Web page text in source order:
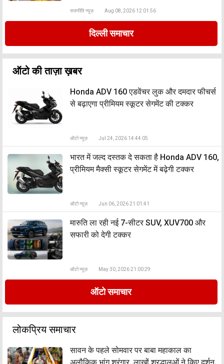
राजनीति न्यूज़ Aug 08, 2026 12:01:56
दिल्ली समाचार
ऑटो की ताज़ा ख़बर
Honda ADV 160 एडवेंचर लुक और दमदार फीचर्स
से बढ़ाएगा प्रीमियम स्कूटर सेगमेंट की टक्कर
ऑटो न्यूज़ Jul 24, 2026 14:44:05
भारत में जल्द दस्तक दे सकता है Honda ADV 160,
प्रीमियम मैक्सी स्कूटर सेगमेंट में बढ़ेगी टक्कर
ऑटो न्यूज़ Jun 06, 2026 21:01:41
मारुति ला रही नई 7-सीटर SUV, XUV700 और
सफारी को देगी टक्कर
ऑटो न्यूज़ May 30, 2026 21:00:29
ऑटो समाचार
लोकप्रिय समाचार
सावन के पहले सोमवार पर बाबा महाकाल का